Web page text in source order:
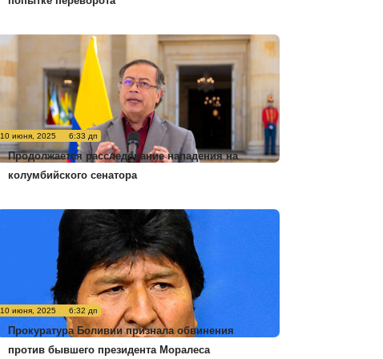
10 июня, 2025 6:33 дп
Продолжается расследование нападения на
колумбийского сенатора
10 июня, 2025 6:32 дп
Прокуратура Боливии признала обвинения
против бывшего президента Моралеса